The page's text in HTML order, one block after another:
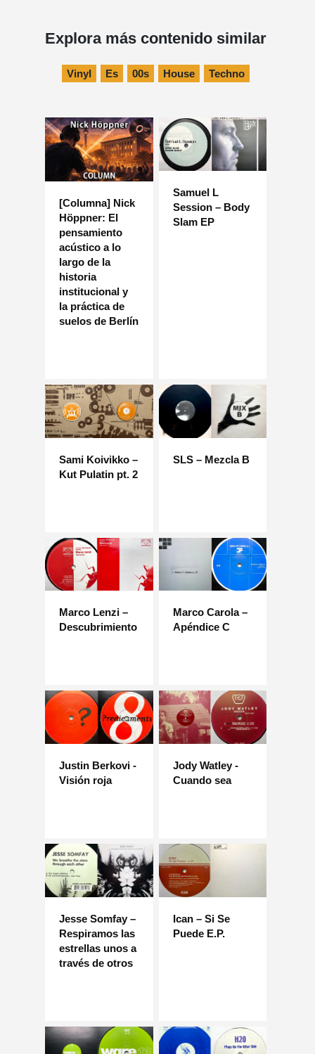
Explora más contenido similar
Vinyl Es 00s House Techno
[Columna] Nick
Höppner: El
pensamiento
acústico a lo
largo de la
historia
institucional y
la práctica de
suelos de Berlín
Samuel L
Session – Body
Slam EP
Sami Koivikko –
Kut Pulatin pt. 2
SLS – Mezcla B
Marco Lenzi –
Descubrimiento
Marco Carola –
Apéndice C
Justin Berkovi -
Visión roja
Jody Watley -
Cuando sea
Jesse Somfay –
Respiramos las
estrellas unos a
través de otros
Ican – Si Se
Puede E.P.